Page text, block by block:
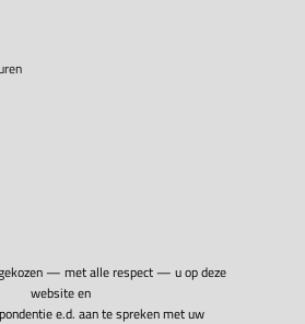
— met alle respect — u op deze
website en
e.d. aan te spreken met uw